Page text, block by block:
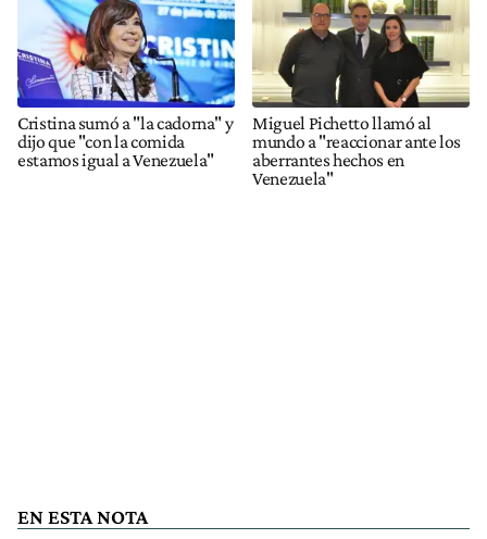
Cristina sumó a "la cadorna" y
dijo que "con la comida
estamos igual a Venezuela"
Miguel Pichetto llamó al
mundo a "reaccionar ante los
aberrantes hechos en
Venezuela"
EN ESTA NOTA